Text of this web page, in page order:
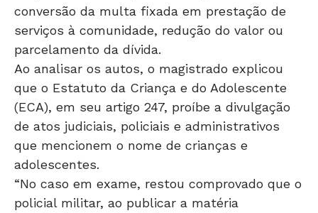
conversão da multa fixada em prestação de
serviços à comunidade, redução do valor ou
parcelamento da dívida.
Ao analisar os autos, o magistrado explicou
que o Estatuto da Criança e do Adolescente
(ECA), em seu artigo 247, proíbe a divulgação
de atos judiciais, policiais e administrativos
que mencionem o nome de crianças e
adolescentes.
“No caso em exame, restou comprovado que o
policial militar, ao publicar a matéria